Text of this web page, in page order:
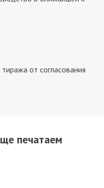
от согласования
печатаем